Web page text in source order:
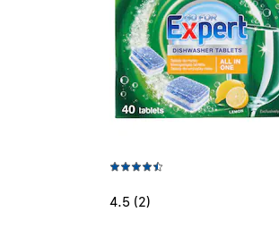
4.5 (2)